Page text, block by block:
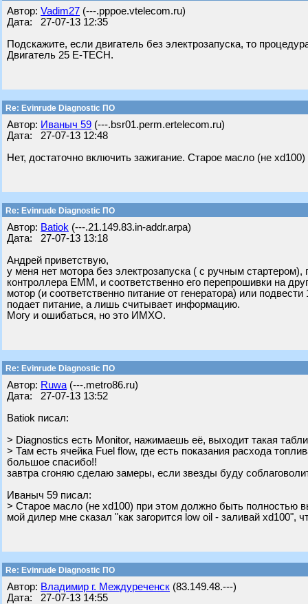
Автор: Vadim27 (---.pppoe.vtelecom.ru)
Дата: 27-07-13 12:35
Подскажите, если двигатель без электрозапуска, то
Двигатель 25 E-TECH.
Re: Evinrude Diagnostic ПО
Автор: Ивaныч 59 (---.bsr01.perm.ertelecom.ru)
Дата: 27-07-13 12:48
Нет, достаточно включить зажигание. Старое масло (не
Re: Evinrude Diagnostic ПО
Автор: Batiok (---.21.149.83.in-addr.arpa)
Дата: 27-07-13 13:18
Андрей приветствую,
у меня нет мотора без электрозапуска ( с ручным
контроллера ЕММ, и соответственно его перепрошивки на
мотор (и соответственно питание от генератора) или
подает питание, а лишь считывает информацию.
Могу и ошибаться, но это ИМХО.
Re: Evinrude Diagnostic ПО
Автор: Ruwa (---.metro86.ru)
Дата: 27-07-13 13:52
Batiok писал:
> Diagnostics есть Monitor, нажимаешь её, выходит такая
> Там есть ячейка Fuel flow, где есть показания расхода
большое спасибо!!
завтра сгоняю сделаю замеры, если звезды буду
Ивaныч 59 писал:
> Старое масло (не xd100) при этом должно быть полностью
мой дилер мне сказал "как загорится low oil - заливай xd100",
Re: Evinrude Diagnostic ПО
Автор: Владимир г. Междуреченск (83.149.48.---)
Дата: 27-07-13 14:55